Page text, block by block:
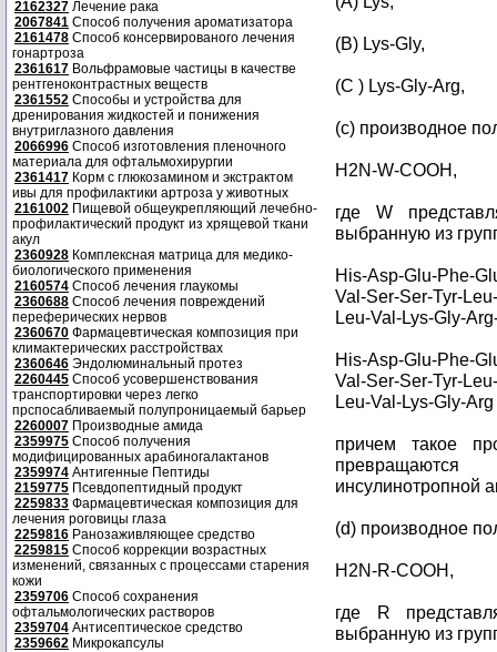
2162327 Лечение рака
2067841 Способ получения ароматизатора
2161478 Способ консервированого лечения
гонартроза
2361617 Вольфрамовые частицы в качестве
рентгеноконтрастных веществ
2361552 Способы и устройства для
дренирования жидкостей и понижения
внутриглазного давления
2066996 Способ изготовления пленочного
материала для офтальмохирургии
2361417 Корм с глюкозамином и экстрактом
ивы для профилактики артроза у животных
2161002 Пищевой общеукрепляющий лечебно-
профилактический продукт из хрящевой ткани
акул
2360928 Комплексная матрица для медико-
биологического применения
2160574 Способ лечения глаукомы
2360688 Способ лечения повреждений
переферических нервов
2360670 Фармацевтическая композиция при
климактерических расстройствах
2360646 Эндолюминальный протез
2260445 Способ усовершенствования
транспортировки через легко
прспосабливаемый полупроницаемый барьер
2260007 Производные амида
2359975 Способ получения
модифицированных арабиногалактанов
2359974 Антигенные Пептиды
2159775 Псевдопептидный продукт
2259833 Фармацевтическая композиция для
лечения роговицы глаза
2259816 Ранозаживляющее средство
2259815 Способ коррекции возрастных
изменений, связанных с процессами старения
кожи
2359706 Способ сохранения
офтальмологических растворов
2359704 Антисептическое средство
2359662 Микрокапсулы
(B) Lys-Gly,
(C ) Lys-Gly-Arg,
(с) производное
H2N-W-COOH,
где W
выбранную из
His-Asp-Glu-Phe-
Val-Ser-Ser-Tyr-
Leu-Val-Lys-Gly-
His-Asp-Glu-Phe-
Val-Ser-Ser-Tyr-
Leu-Val-Lys-Gly-
причем такое
инсулинотропной
(d) производное
H2N-R-COOH,
где R
выбранную из